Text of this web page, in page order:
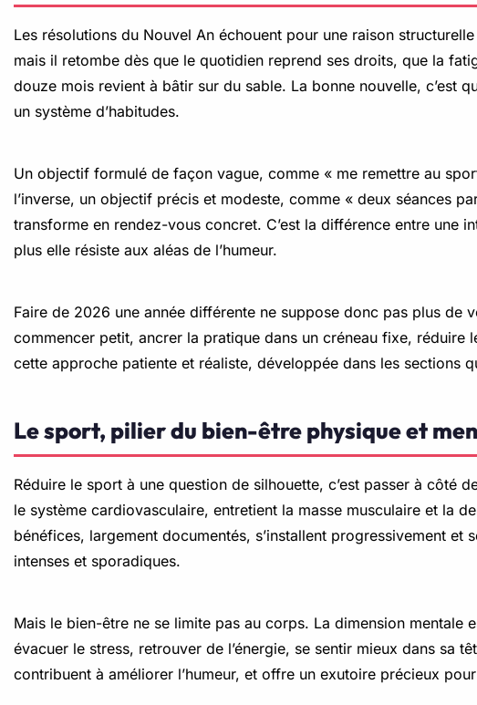
Les résolutions du Nouvel An échouent pour une raison
mais il retombe dès que le quotidien reprend ses droits, que la
douze mois revient à bâtir sur du sable. La bonne nouvelle, c’est
un système d’habitudes.
Un objectif formulé de façon vague, comme « me remettre au
l’inverse, un objectif précis et modeste, comme « deux séances
transforme en rendez-vous concret. C’est la différence entre une
plus elle résiste aux aléas de l’humeur.
Faire de 2026 une année différente ne suppose donc pas plus de
commencer petit, ancrer la pratique dans un créneau fixe, réduire
cette approche patiente et réaliste, développée dans les sections
Le sport, pilier du bien-être physique et
Réduire le sport à une question de silhouette, c’est passer à côté
le système cardiovasculaire, entretient la masse musculaire et la
bénéfices, largement documentés, s’installent progressivement
intenses et sporadiques.
Mais le bien-être ne se limite pas au corps. La dimension mentale
évacuer le stress, retrouver de l’énergie, se sentir mieux dans sa
contribuent à améliorer l’humeur, et offre un exutoire précieux